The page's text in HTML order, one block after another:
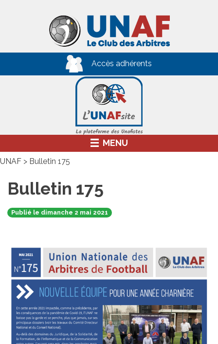
Accès adhérents
MENU
UNAF > Bulletin 175
Bulletin 175
Publié le dimanche 2 mai 2021